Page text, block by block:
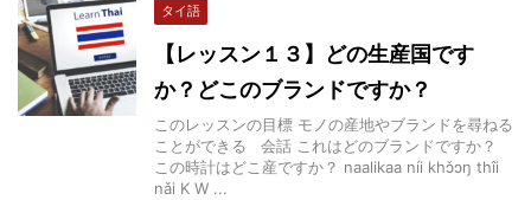
タイ語
【レッスン１３】どの生産国です
か？どこのブランドですか？
このレッスンの目標 モノの産地やブランドを尋ねる
ことができる 会話 これはどのブランドですか？
この時計はどこ産ですか？ naalikaa níi khɔ̌ɔŋ thîi
nǎi K W ...